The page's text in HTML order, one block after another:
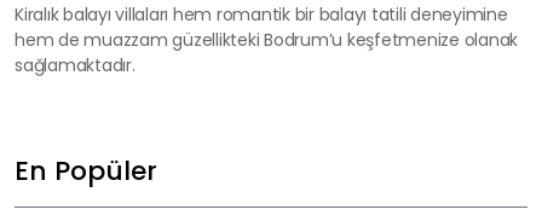
Kiralık balayı villaları hem romantik bir balayı tatili deneyimine
hem de muazzam güzellikteki Bodrum’u keşfetmenize olanak
sağlamaktadır.
En Popüler